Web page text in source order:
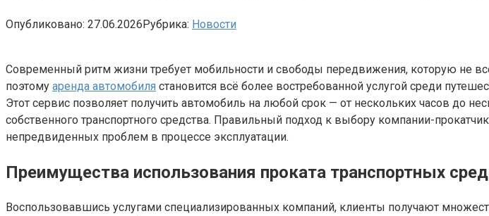
Опубликовано: 27.06.2026Рубрика: Новости
Современный ритм жизни требует мобильности и свободы передвижения, которую не
поэтому аренда автомобиля становится всё более востребованной услугой среди
Этот сервис позволяет получить автомобиль на любой срок — от нескольких часов до
собственного транспортного средства. Правильный подход к выбору компании-
непредвиденных проблем в процессе эксплуатации.
Преимущества использования проката транспортных
Воспользовавшись услугами специализированных компаний, клиенты получают